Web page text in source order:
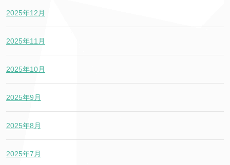
2025年12月
2025年11月
2025年10月
2025年9月
2025年8月
2025年7月